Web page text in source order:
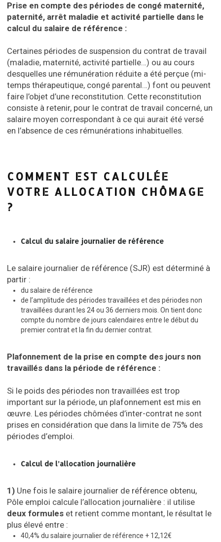
Prise en compte des périodes de congé maternité,
paternité, arrêt maladie et activité partielle dans le
calcul du salaire de référence :
Certaines périodes de suspension du contrat de travail
(maladie, maternité, activité partielle…) ou au cours
desquelles une rémunération réduite a été perçue (mi-
temps thérapeutique, congé parental…) font ou peuvent
faire l’objet d’une reconstitution. Cette reconstitution
consiste à retenir, pour le contrat de travail concerné, un
salaire moyen correspondant à ce qui aurait été versé
en l’absence de ces rémunérations inhabituelles.
COMMENT EST CALCULÉE
VOTRE ALLOCATION CHÔMAGE
?
Calcul du salaire journalier de référence
Le salaire journalier de référence (SJR) est déterminé à
partir :
du salaire de référence
de l’amplitude des périodes travaillées et des périodes non
travaillées durant les 24 ou 36 derniers mois. On tient donc
compte du nombre de jours calendaires entre le début du
premier contrat et la fin du dernier contrat.
Plafonnement de la prise en compte des jours non
travaillés dans la période de référence :
Si le poids des périodes non travaillées est trop
important sur la période, un plafonnement est mis en
œuvre. Les périodes chômées d’inter-contrat ne sont
prises en considération que dans la limite de 75% des
périodes d’emploi.
Calcul de l’allocation journalière
1) Une fois le salaire journalier de référence obtenu,
Pôle emploi calcule l’allocation journalière : il utilise
deux formules et retient comme montant, le résultat le
plus élevé entre :
40,4% du salaire journalier de référence + 12,12€